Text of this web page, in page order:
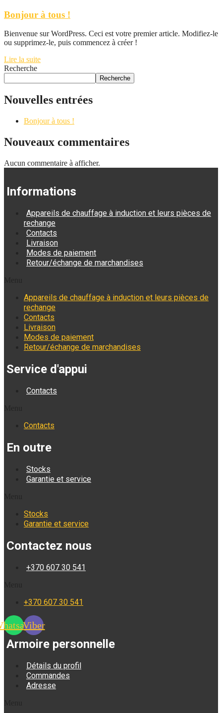
Bonjour à tous !
Bienvenue sur WordPress. Ceci est votre premier article. Modifiez-le
ou supprimez-le, puis commencez à créer !
Lire la suite
Recherche
Recherche
Nouvelles entrées
Bonjour à tous !
Nouveaux commentaires
Aucun commentaire à afficher.
Informations
Appareils de chauffage à induction et leurs pièces de
rechange
Contacts
Livraison
Modes de paiement
Retour/échange de marchandises
Appareils de chauffage à induction et leurs pièces de
rechange
Contacts
Livraison
Modes de paiement
Retour/échange de marchandises
Service d'appui
Contacts
Contacts
En outre
Stocks
Garantie et service
Stocks
Garantie et service
Contactez nous
+370 607 30 541
+370 607 30 541
Viber
Armoire personnelle
Détails du profil
Commandes
Adresse